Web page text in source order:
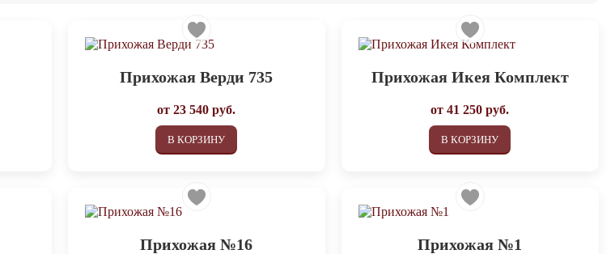
Прихожая Верди 735
от23 540 руб.
В КОРЗИНУ
Прихожая Икея Комплект
от41 250 руб.
В КОРЗИНУ
Прихожая №16 Прихожая №1